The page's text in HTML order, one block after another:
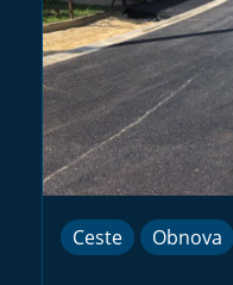
Ceste Obnova